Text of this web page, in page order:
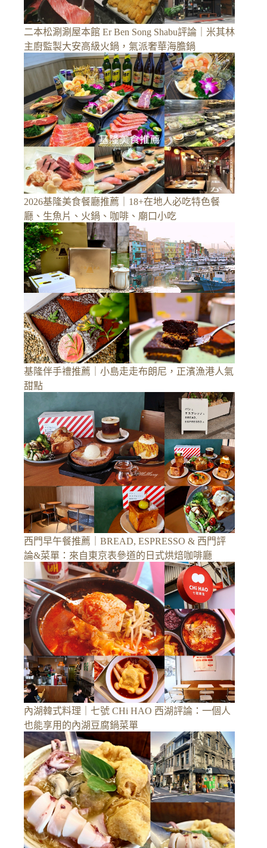
二本松涮涮屋本館 Er Ben Song Shabu評論｜米其林
主廚監製大安高級火鍋，氣派奢華海膽鍋
2026基隆美食餐廳推薦｜18+在地人必吃特色餐
廳、生魚片、火鍋、咖啡、廟口小吃
基隆伴手禮推薦｜小島走走布朗尼，正濱漁港人氣
甜點
西門早午餐推薦｜BREAD, ESPRESSO & 西門評
論&菜單：來自東京表參道的日式烘焙咖啡廳
內湖韓式料理｜七號 CHi HAO 西湖評論：一個人
也能享用的內湖豆腐鍋菜單